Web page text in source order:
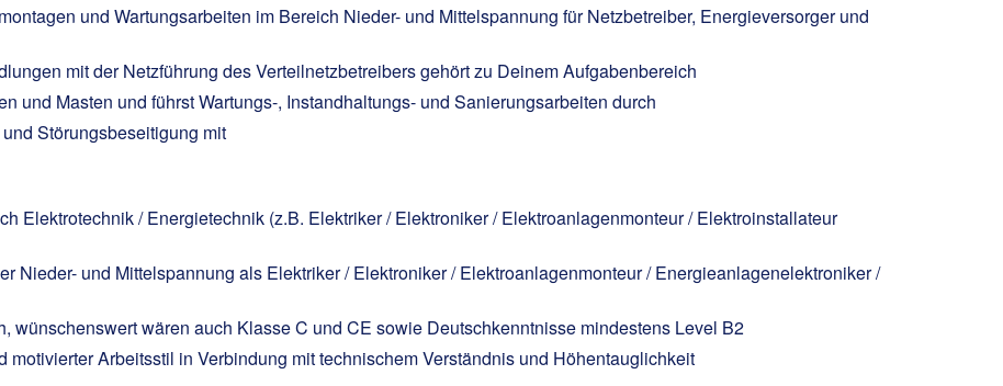
und Wartungsarbeiten im Bereich Nieder- und Mittelspannung für Netzbetreiber, Energieversorger und
mit der Netzführung des Verteilnetzbetreibers gehört zu Deinem Aufgabenbereich
und Masten und führst Wartungs-, Instandhaltungs- und Sanierungsarbeiten durch
Störungsbeseitigung mit
Elektrotechnik / Energietechnik (z.B. Elektriker / Elektroniker / Elektroanlagenmonteur / Elektroinstallateur
Nieder- und Mittelspannung als Elektriker / Elektroniker / Elektroanlagenmonteur / Energieanlagenelektroniker /
wünschenswert wären auch Klasse C und CE sowie Deutschkenntnisse mindestens Level B2
motivierter Arbeitsstil in Verbindung mit technischem Verständnis und Höhentauglichkeit